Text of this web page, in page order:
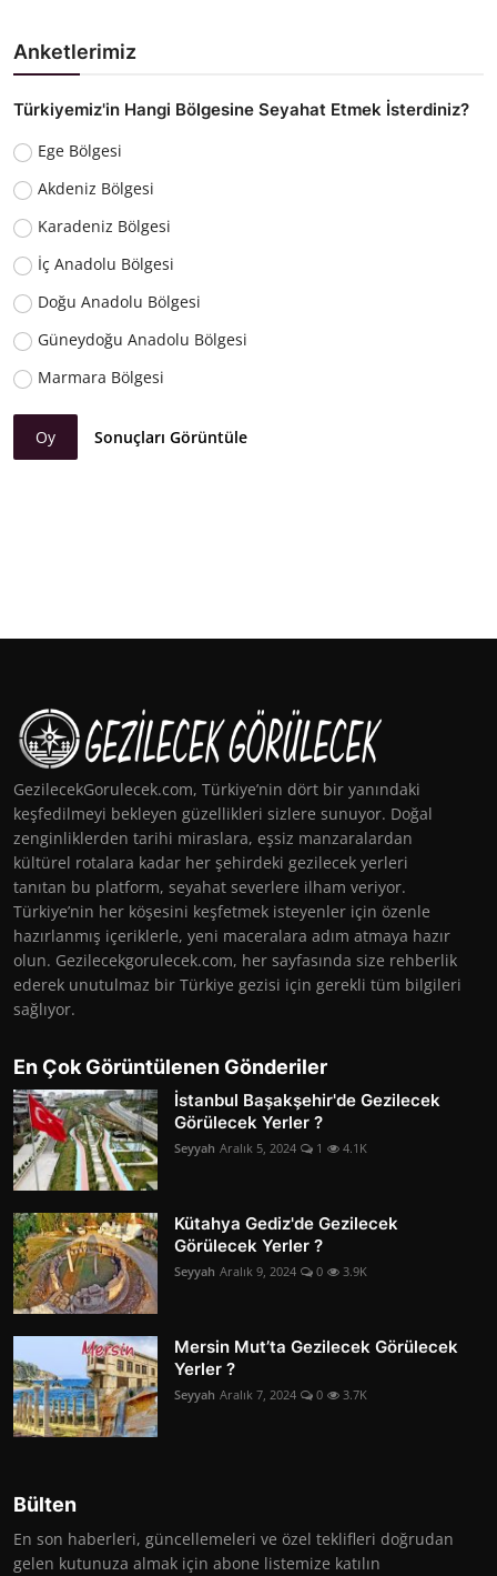
Anketlerimiz
Türkiyemiz'in Hangi Bölgesine Seyahat Etmek İsterdiniz?
Ege Bölgesi
Akdeniz Bölgesi
Karadeniz Bölgesi
İç Anadolu Bölgesi
Doğu Anadolu Bölgesi
Güneydoğu Anadolu Bölgesi
Marmara Bölgesi
Oy Sonuçları Görüntüle
GezilecekGorulecek.com, Türkiye’nin dört bir yanındaki
keşfedilmeyi bekleyen güzellikleri sizlere sunuyor. Doğal
zenginliklerden tarihi miraslara, eşsiz manzaralardan
kültürel rotalara kadar her şehirdeki gezilecek yerleri
tanıtan bu platform, seyahat severlere ilham veriyor.
Türkiye’nin her köşesini keşfetmek isteyenler için özenle
hazırlanmış içeriklerle, yeni maceralara adım atmaya hazır
olun. Gezilecekgorulecek.com, her sayfasında size rehberlik
ederek unutulmaz bir Türkiye gezisi için gerekli tüm bilgileri
sağlıyor.
En Çok Görüntülenen Gönderiler
İstanbul Başakşehir'de Gezilecek
Görülecek Yerler ?
Seyyah Aralık 5, 2024 1 4.1K
Kütahya Gediz'de Gezilecek
Görülecek Yerler ?
Seyyah Aralık 9, 2024 0 3.9K
Mersin Mut’ta Gezilecek Görülecek
Yerler ?
Seyyah Aralık 7, 2024 0 3.7K
Bülten
En son haberleri, güncellemeleri ve özel teklifleri doğrudan
gelen kutunuza almak için abone listemize katılın